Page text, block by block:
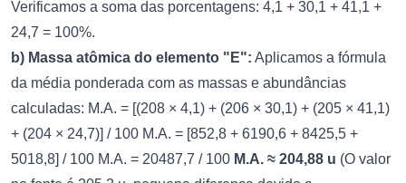
Verificamos a soma das porcentagens: 4,1 + 30,1 + 41,1 +
24,7 = 100%.
b) Massa atômica do elemento "E": Aplicamos a fórmula
da média ponderada com as massas e abundâncias
calculadas: M.A. = [(208 × 4,1) + (206 × 30,1) + (205 × 41,1)
+ (204 × 24,7)] / 100 M.A. = [852,8 + 6190,6 + 8425,5 +
5018,8] / 100 M.A. = 20487,7 / 100 M.A. ≈ 204,88 u (O valor